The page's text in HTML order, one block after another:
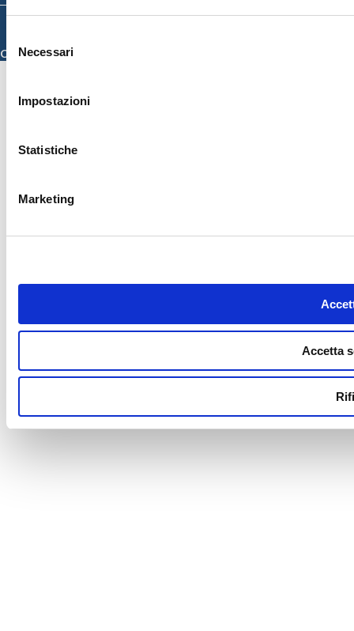
delNecessari
Impostazioni
Statistiche
Marketing
Accetta
Credits